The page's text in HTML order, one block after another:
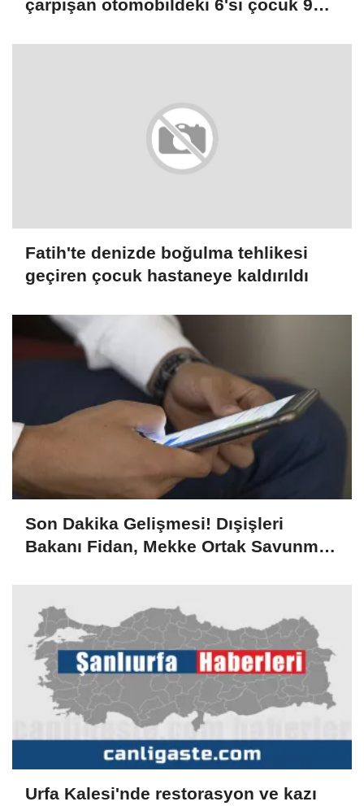
çarpışan otomobildeki 6'sı çocuk 9
Fatih'te denizde boğulma tehlikesi
geçiren çocuk hastaneye kaldırıldı
Son Dakika Gelişmesi! Dışişleri
Bakanı Fidan, Mekke Ortak Savunma
ilişkin 5. maddesiyle aynı olduğunu
söyledi
Urfa Kalesi'nde restorasyon ve kazı